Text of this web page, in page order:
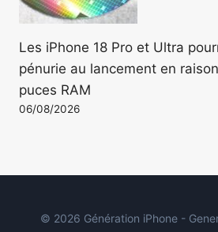
Les iPhone 18 Pro et Ultra
pénurie au lancement en
puces RAM
06/08/2026
© 2026 Génération iPhone -